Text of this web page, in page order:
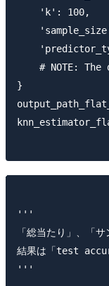
    'k': 100,
# NOTE: The
}
'''
「総当たり」、「
結果は「test
'''